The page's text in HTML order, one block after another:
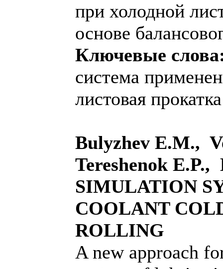
при холодной
основе
Ключевые
система
листовая прокатка
Bulyzhev E.M.,
Tereshenok
SIMULATION
COOLANT
ROLLING
A new approach